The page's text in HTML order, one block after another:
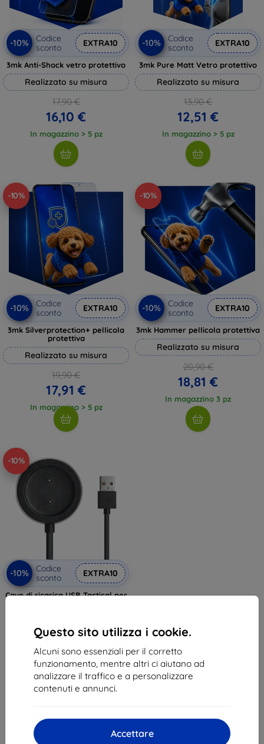
Questo sito utilizza i cookie.
Alcuni sono essenziali per il corretto
funzionamento, mentre altri ci aiutano ad
analizzare il traffico e a personalizzare
contenuti e annunci.
Accettare
-10%
Codice
sconto
EXTRA10
3mk Anti-Shock vetro protettivo
Realizzato su misura
17,90 €
16,10 €
In magazzino > 5 pz
-10%
Codice
sconto
EXTRA10
3mk Pure Matt Vetro protettivo
Realizzato su misura
13,90 €
12,51 €
In magazzino > 5 pz
-10%
-10%
Codice
sconto
EXTRA10
3mk Silverprotection+ pellicola
protettiva
Realizzato su misura
19,90 €
17,91 €
In magazzino > 5 pz
-10%
-10%
Codice
sconto
EXTRA10
3mk Hammer pellicola protettiva
Realizzato su misura
20,90 €
18,81 €
In magazzino 3 pz
-10%
-10%
Codice
sconto
EXTRA10
Cavo di ricarica USB Tactical per
11,60 €
In magazzino > 5 pz
del totale